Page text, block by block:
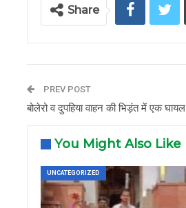
Share
PREV POST
बोलेरो व दुपहिया वाहन की भिड़ंत में एक घायल
You Might Also Like
UNCATEGORIZED